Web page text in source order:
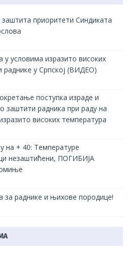
приоритети Синдиката
условима изразито високих
раднике у Српској (ВИДЕО)
поступка израде и
радника при раду на
високих температура
на + 40: Температуре
незаштићени, ПОГИБИЈА
за раднике и њихове породице!